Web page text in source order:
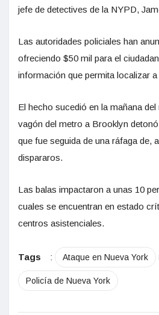
jefe de detectives de la NYPD,
Las autoridades policiales han
ofreciendo $50 mil para el
información que permita localizar a
El hecho sucedió en la mañana
vagón del metro a Brooklyn
que fue seguida de una ráfaga de,
dispararos.
Las balas impactaron a unas 10
cuales se encuentran en estado
centros asistenciales.
Tags : Ataque en Nueva York
Policía de Nueva York